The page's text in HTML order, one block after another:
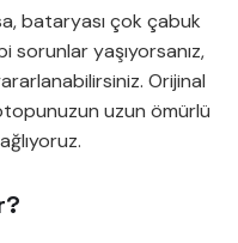
bataryası çok çabuk
yaşıyorsanız,
Orijinal
uzun ömürlü